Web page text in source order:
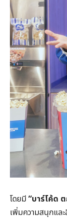
โดยมี“บาร์โค้ด
เพิ่มความสนุกแล